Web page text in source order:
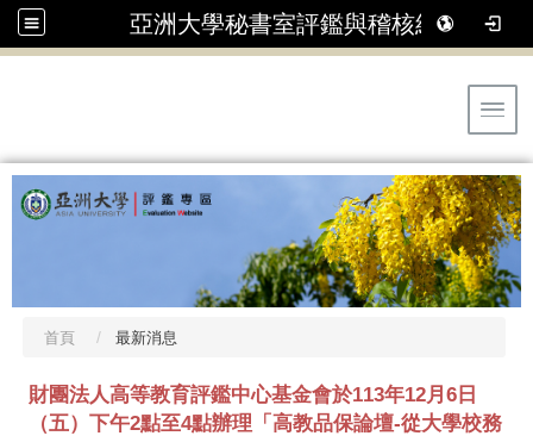
亞洲大學秘書室評鑑與稽核組
首頁 最新消息
財團法人高等教育評鑑中心基金會於113年12月6日
（五）下午2點至4點辦理「高教品保論壇-從大學校務